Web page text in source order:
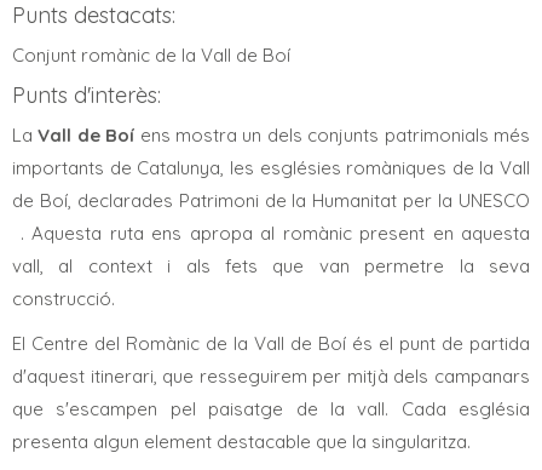
Punts destacats:
Conjunt romànic de la Vall de Boí
Punts d'interès:
LaVall de Boí ens mostra un dels conjunts patrimonials més
importants de Catalunya, les esglésies romàniques de la Vall
de Boí, declarades Patrimoni de la Humanitat per la UNESCO
. Aquesta ruta ens apropa al romànic present en aquesta
vall, al context i als fets que van permetre la seva
construcció.
El Centre del Romànic de la Vall de Boí és el punt de partida
d'aquest itinerari, que resseguirem per mitjà dels campanars
que s'escampen pel paisatge de la vall. Cada església
presenta algun element destacable que la singularitza.